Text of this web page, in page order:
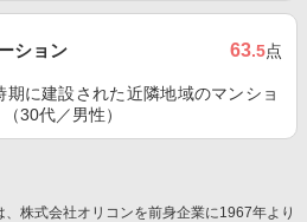
ション 63.5点
に建設された近隣地域のマンショ
30代／男性）
、株式会社オリコンを前身企業に1967年より